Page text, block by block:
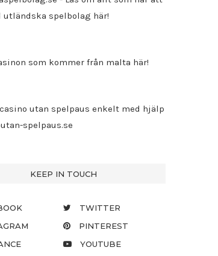
utländska spelbolag här!
som kommer från malta här!
utan spelpaus enkelt med hjälp
spelpaus.se
KEEP IN TOUCH
TWITTER
PINTEREST
YOUTUBE